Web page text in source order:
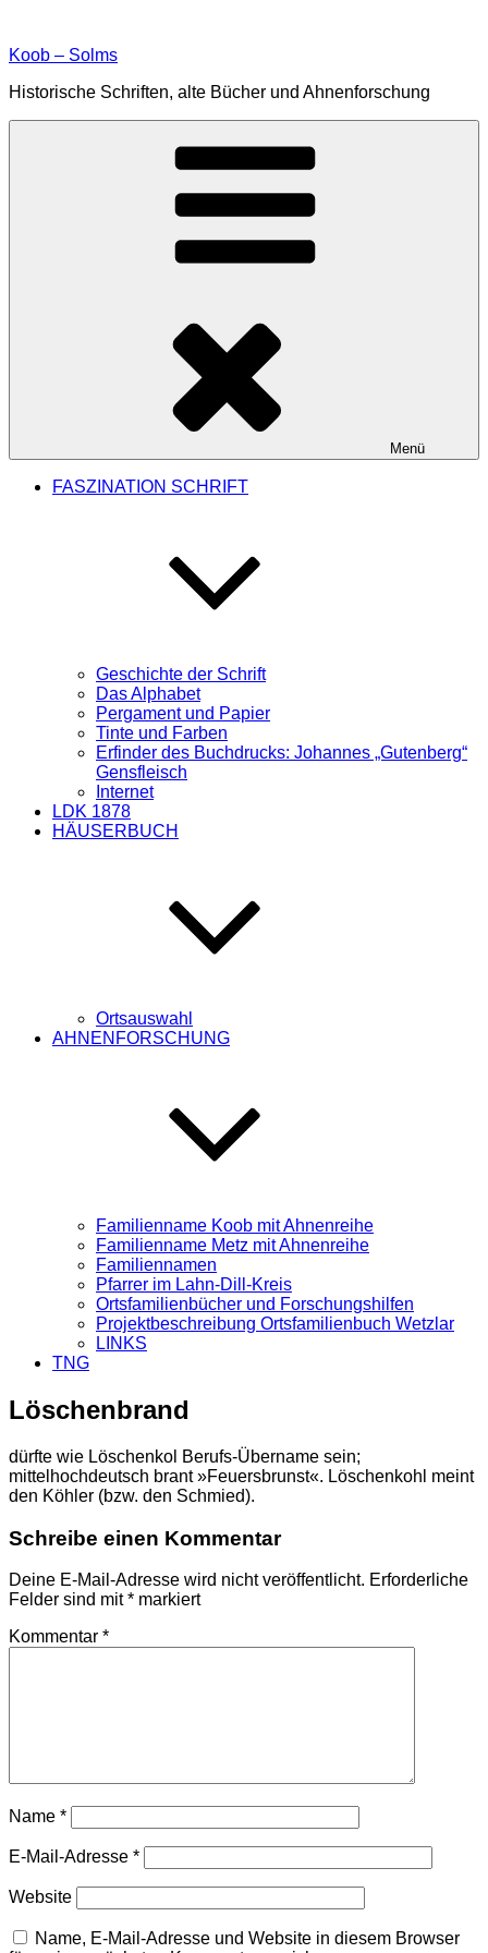
springen
Koob – Solms
Historische Schriften, alte Bücher und Ahnenforschung
Menü
FASZINATION SCHRIFT
Geschichte der Schrift
Das Alphabet
Pergament und Papier
Tinte und Farben
Erfinder des Buchdrucks: Johannes „Gutenberg“
Gensfleisch
Internet
LDK 1878
HÄUSERBUCH
Ortsauswahl
AHNENFORSCHUNG
Familienname Koob mit Ahnenreihe
Familienname Metz mit Ahnenreihe
Familiennamen
Pfarrer im Lahn-Dill-Kreis
Ortsfamilienbücher und Forschungshilfen
Projektbeschreibung Ortsfamilienbuch Wetzlar
LINKS
TNG
Löschenbrand
dürfte wie Löschenkol Berufs-Übername sein;
mittelhochdeutsch brant »Feuersbrunst«. Löschenkohl meint
den Köhler (bzw. den Schmied).
Schreibe einen Kommentar
Deine E-Mail-Adresse wird nicht veröffentlicht. Erforderliche
Felder sind mit* markiert
Kommentar *
Name *
E-Mail-Adresse *
Website
Name, E-Mail-Adresse und Website in diesem Browser